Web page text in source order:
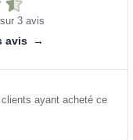
3 avis
avis →
ayant acheté ce